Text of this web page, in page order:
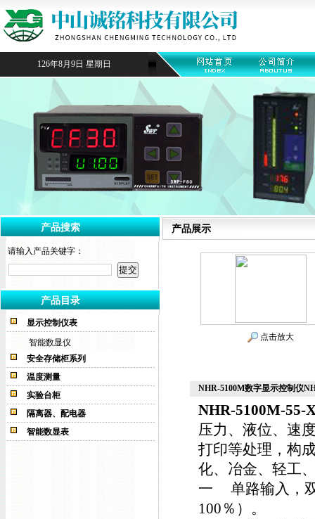
126年8月9日 星期日
产品搜索
请输入产品关键字：
产品目录
显示控制仪表
智能数显仪
安全存储柜系列
温度测量
实验台柜
隔离器、配电器
智能数显表
产品展示
点击放大
NHR-5100M数字显示控制仪
NHR-5100M-55-
压力、液位、速
打印等处理，构
化、冶金、轻工
一 单路输入，双
100％）。